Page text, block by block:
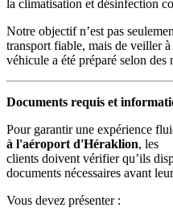
la climatisation et désinfection
Notre objectif n’est pas
transport fiable, mais de veiller
véhicule a été préparé selon des
Documents requis et
Pour garantir une expérience
à l'aéroport d'Héraklion, les
clients doivent vérifier qu’ils
documents nécessaires avant
Vous devez présenter :